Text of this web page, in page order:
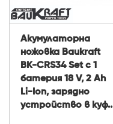
Акумулаторна
ножовка Baukraft
BK-CRS34 Set с 1
батерия 18 V, 2 Ah
Li-Ion, зарядно
устройство в куф..